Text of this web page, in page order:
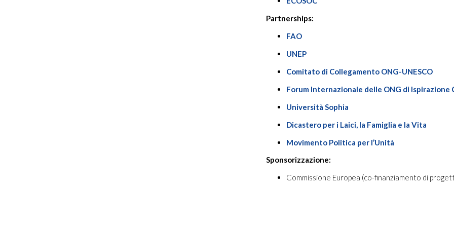
Partnerships:
FAO
UNEP
Comitato di Collegamento ONG-UNESCO
Forum Internazionale delle ONG di Ispirazione
Università Sophia
Dicastero per i Laici, la Famiglia e la Vita
Movimento Politica per l’Unità
Sponsorizzazione:
Commissione Europea (co-finanziamento di